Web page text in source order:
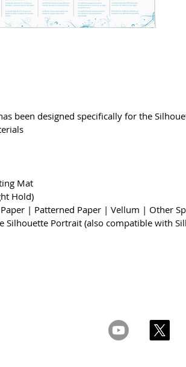
been designed specifically for the
Mat
Hold)
| Patterned Paper | Vellum | Other
Silhouette Portrait (also compatible with